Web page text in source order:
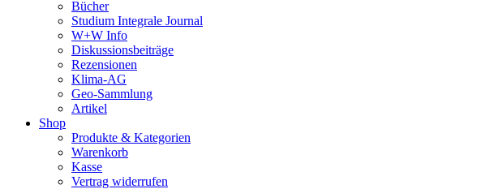
Bücher
Studium Integrale Journal
W+W Info
Diskussionsbeiträge
Rezensionen
Klima-AG
Geo-Sammlung
Artikel
Shop
Produkte & Kategorien
Warenkorb
Kasse
Vertrag widerrufen